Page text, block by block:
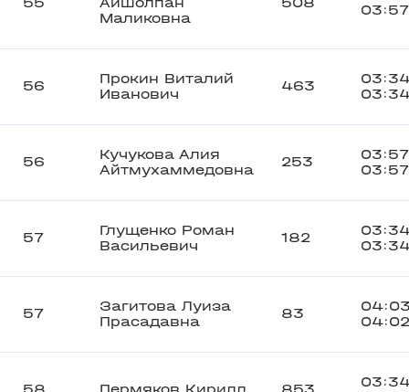
55
Айшолпан
Маликовна
508
56
Прокин Виталий
Иванович
463
56
Кучукова Алия
Айтмухаммедовна
253
57
Глущенко Роман
Васильевич
182
57
Загитова Луиза
Прасадавна
83